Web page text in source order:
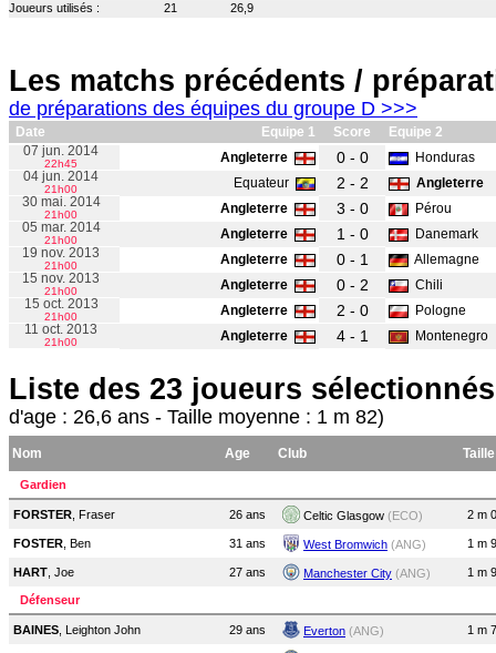
Joueurs utilisés :
21 26,9
Les matchs précédents /
de préparations des équipes du groupe D >>>
Date Equipe 1 Score
Equipe 2
07 jun. 2014
22h45 Angleterre 0 - 0
Honduras
04 jun. 2014
21h00 Equateur 2 - 2
Angleterre
30 mai. 2014
21h00 Angleterre 3 - 0
Pérou
05 mar. 2014
21h00 Angleterre 1 - 0
Danemark
19 nov. 2013
21h00 Angleterre 0 - 1
Allemagne
15 nov. 2013
21h00 Angleterre 0 - 2
Chili
15 oct. 2013
21h00 Angleterre 2 - 0
Pologne
11 oct. 2013
21h00 Angleterre 4 - 1 Montenegro
Liste des 23 joueurs sélectionnés
d'age : 26,6 ans - Taille moyenne : 1 m 82)
Nom Age Club Taille
Gardien
FORSTER , Fraser 26 ans Celtic Glasgow (ECO) 2 m
FOSTER , Ben 31 ans West Bromwich (ANG) 1 m
HART , Joe 27 ans Manchester City (ANG) 1 m
Défenseur
BAINES , Leighton John 29 ans Everton (ANG) 1 m